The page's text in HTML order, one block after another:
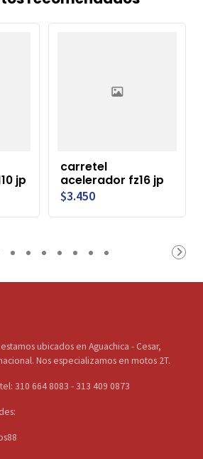
jp
carretel
acelerador fz16 jp
$3.450
ubicados en Aguachica - Cesar,
Nos especializamos en motos 2T.
310 664 8083 - 313 409 0873